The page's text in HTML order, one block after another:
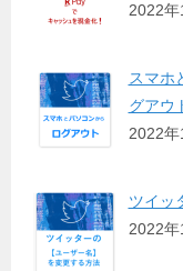
2022年
スマホ
グアウ
2022年
ツイッ
2022年